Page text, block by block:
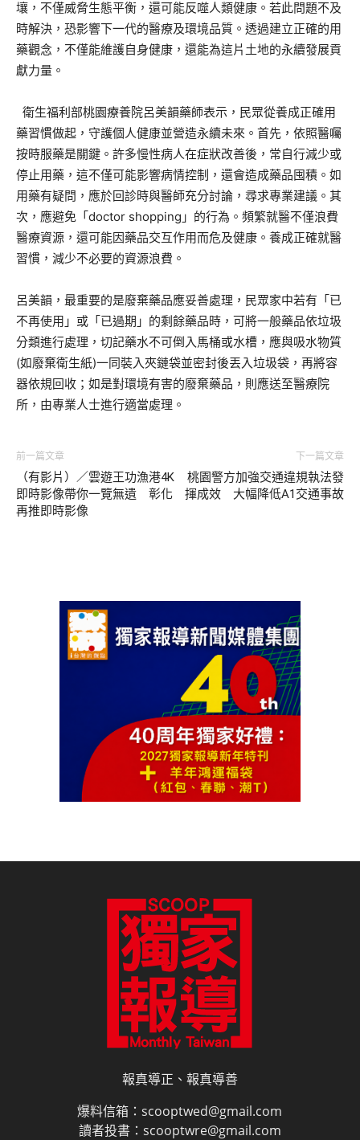
壤，不僅威脅生態平衡，還可能反噬人類健康。若此問題不及
時解決，恐影響下一代的醫療及環境品質。透過建立正確的用
藥觀念，不僅能維護自身健康，還能為這片土地的永續發展貢
獻力量。
衛生福利部桃園療養院呂美韻藥師表示，民眾從養成正確用
藥習慣做起，守護個人健康並營造永續未來。首先，依照醫囑
按時服藥是關鍵。許多慢性病人在症狀改善後，常自行減少或
停止用藥，這不僅可能影響病情控制，還會造成藥品囤積。如
用藥有疑問，應於回診時與醫師充分討論，尋求專業建議。其
次，應避免「doctor shopping」的行為。頻繁就醫不僅浪費
醫療資源，還可能因藥品交互作用而危及健康。養成正確就醫
習慣，減少不必要的資源浪費。
呂美韻，最重要的是廢棄藥品應妥善處理，民眾家中若有「已
不再使用」或「已過期」的剩餘藥品時，可將一般藥品依垃圾
分類進行處理，切記藥水不可倒入馬桶或水槽，應與吸水物質
(如廢棄衛生紙)一同裝入夾鏈袋並密封後丟入垃圾袋，再將容
器依規回收；如是對環境有害的廢棄藥品，則應送至醫療院
所，由專業人士進行適當處理。
前一篇文章
（有影片）／雲遊王功漁港4K
即時影像帶你一覽無遺 彰化
再推即時影像
下一篇文章
桃園警方加強交通違規執法發
揮成效 大幅降低A1交通事故
報真導正、報真導善
爆料信箱：scooptwed@gmail.com
讀者投書：scooptwre@gmail.com